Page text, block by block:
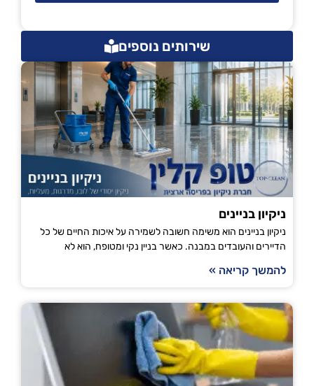
שירותים נוספים
ניקיון בניינים
ניקיון בניינים הוא משימה חשובה לשמירה על איכות החיים של כל
הדיירים והעובדים במבנה. כאשר בניין נקי ומטופח, הוא לא
להמשך קריאה »